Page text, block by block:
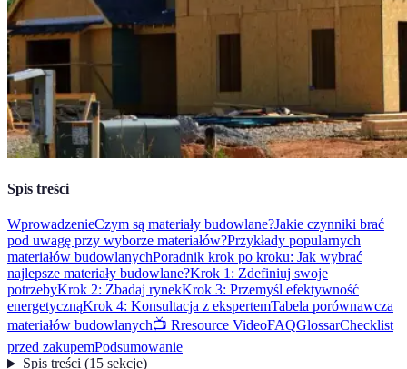
Spis treści
WprowadzenieCzym są materiały budowlane?Jakie czynniki brać
pod uwagę przy wyborze materiałów?Przykłady popularnych
materiałów budowlanychPoradnik krok po kroku: Jak wybrać
najlepsze materiały budowlane?Krok 1: Zdefiniuj swoje
potrzebyKrok 2: Zbadaj rynekKrok 3: Przemyśl efektywność
energetycznąKrok 4: Konsultacja z ekspertemTabela porównawcza
materiałów budowlanych📺 Rresource VideoFAQGlossarChecklist
przed zakupemPodsumowanie
Spis treści(15 sekcje)